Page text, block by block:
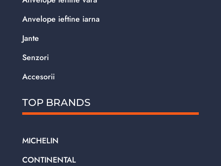
Anvelope ieftine iarna
Jante
Senzori
Accesorii
TOP BRANDS
MICHELIN
CONTINENTAL